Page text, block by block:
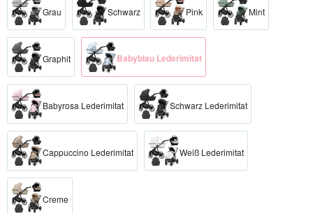
Grau Schwarz Pink Mint
Graphit Babyblau Lederimitat
Babyrosa Lederimitat Schwarz Lederimitat
Cappuccino Lederimitat Weiß Lederimitat
Creme